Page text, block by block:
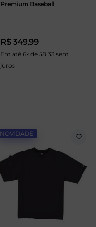
Premium Baseball
R$ 349,99
Em até 6x de 58,33 sem
juros
NOVIDADE